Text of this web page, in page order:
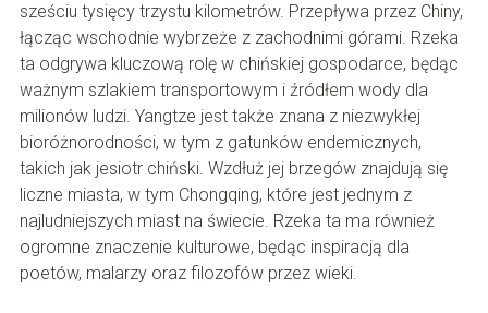
sześciu tysięcy trzystu kilometrów. Przepływa przez Chiny,
łącząc wschodnie wybrzeże z zachodnimi górami. Rzeka
ta odgrywa kluczową rolę w chińskiej gospodarce, będąc
ważnym szlakiem transportowym i źródłem wody dla
milionów ludzi. Yangtze jest także znana z niezwykłej
bioróżnorodności, w tym z gatunków endemicznych,
takich jak jesiotr chiński. Wzdłuż jej brzegów znajdują się
liczne miasta, w tym Chongqing, które jest jednym z
najludniejszych miast na świecie. Rzeka ta ma również
ogromne znaczenie kulturowe, będąc inspiracją dla
poetów, malarzy oraz filozofów przez wieki.